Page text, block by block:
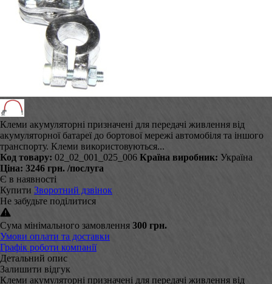
Клеми акумуляторні призначені для передачі живлення від
акумуляторної батареї до бортової мережі автомобіля та іншого
транспорту. Клеми використовуються...
Код товару: 02_02_001_025_006 Країна виробник: Україна
Ціна: 3246 грн. /послуга
Є в наявності
Купити Зворотний дзвінок
Не забудьте поділитися
Сума мінімального замовлення 300 грн.
Умови оплати та доставки
Графік роботи компанії
Детальний опис
Залишити відгук
Клеми акумуляторні призначені для передачі живлення від